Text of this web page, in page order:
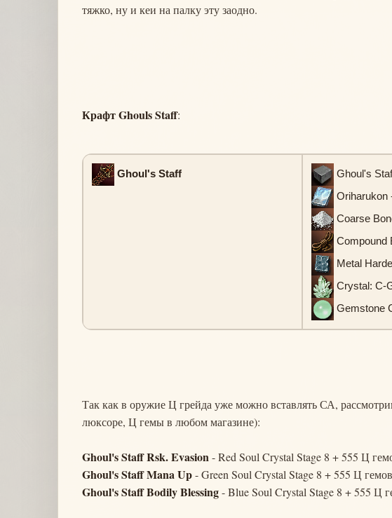
тяжко, ну и кеи на палку эту заодно.
Крафт Ghouls Staff:
Ghoul's Staff
Ghoul's
Oriharukon
Coarse
Compound
Metal
Crystal: C-
Gemstone
Так как в оружие Ц грейда уже можно вставлять СА,
люксоре, Ц гемы в любом магазине):
Ghoul's Staff Rsk. Evasion - Red Soul Crystal Stage 8 + 555 Ц
Ghoul's Staff Mana Up- Green Soul Crystal Stage 8 + 555 Ц
Ghoul's Staff Bodily Blessing- Blue Soul Crystal Stage 8 + 555 Ц